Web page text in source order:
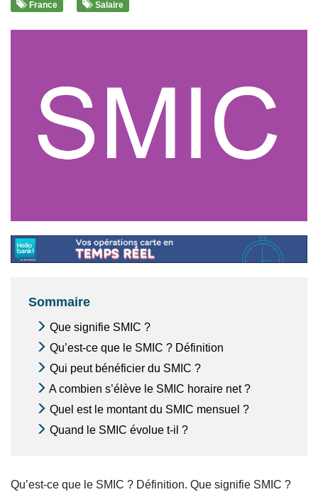
France
Salaire
Sommaire
Que signifie SMIC ?
Qu’est-ce que le SMIC ? Définition
Qui peut bénéficier du SMIC ?
A combien s’élève le SMIC horaire net ?
Quel est le montant du SMIC mensuel ?
Quand le SMIC évolue t-il ?
Qu’est-ce que le SMIC ? Définition. Que signifie SMIC ?